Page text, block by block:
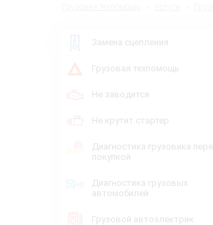
Замена сцепления
Грузовая техпомощь
Не заводится
Не крутит стартер
Диагностика грузовика
покупкой
Диагностика грузовых
автомобилей
Грузовой автоэлектрик